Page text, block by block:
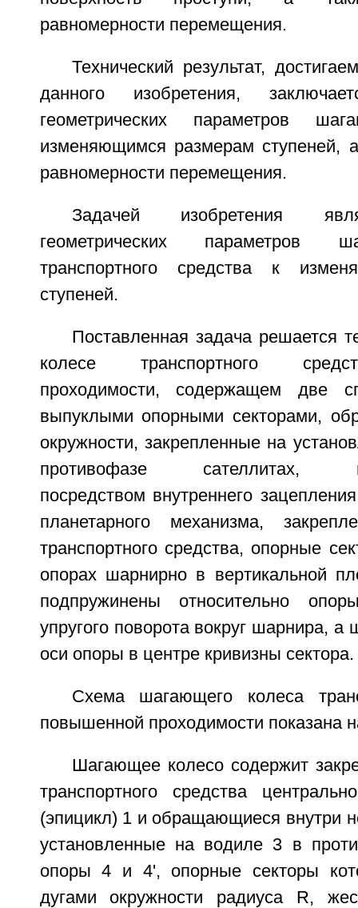
равномерности перемещения.
Технический результат,
данного изобретения,
геометрических параметров
изменяющимся размерам ступеней,
равномерности перемещения.
Задачей изобретения
геометрических параметров
транспортного средства к
ступеней.
Поставленная задача решается
колесе транспортного
проходимости, содержащем две
выпуклыми опорными секторами,
окружности, закрепленные на
противофазе сателлитах,
посредством внутреннего
планетарного механизма,
транспортного средства, опорные
опорах шарнирно в вертикальной
подпружинены относительно
упругого поворота вокруг шарнира, а
оси опоры в центре кривизны сектора.
Схема шагающего колеса
повышенной проходимости показана
Шагающее колесо содержит
транспортного средства
(эпицикл) 1 и обращающиеся внутри
установленные на водиле 3 в
опоры 4 и 4', опорные секторы
дугами окружности радиуса R,